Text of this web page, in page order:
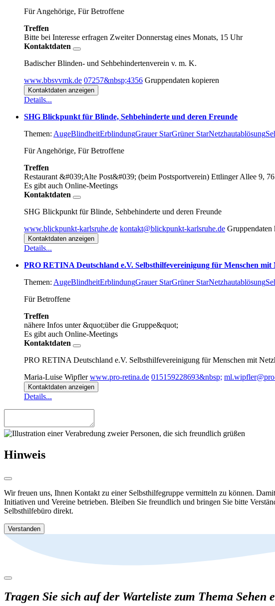
Für Angehörige, Für Betroffene
Treffen
Bitte bei Interesse erfragen Zweiter Donnerstag eines Monats, 15 Uhr
Kontaktdaten
Badischer Blinden- und Sehbehindertenverein v. m. K.
www.bbsvvmk.de 07257&nbsp;4356 Gruppendaten kopieren
Kontaktdaten anzeigen
Details...
SHG Blickpunkt für Blinde, Sehbehinderte und deren Freunde
Themen: AugeBlindheitErblindungGrauer StarGrüner StarNetzhautablösung
Für Angehörige, Für Betroffene
Treffen
Restaurant &#039;Alte Post&#039; (beim Postsportverein) Ettlinger Allee 9,
Es gibt auch Online-Meetings
Kontaktdaten
SHG Blickpunkt für Blinde, Sehbehinderte und deren Freunde
www.blickpunkt-karlsruhe.de kontakt@blickpunkt-karlsruhe.de Gruppendaten
Kontaktdaten anzeigen
Details...
PRO RETINA Deutschland e.V. Selbsthilfevereinigung für Menschen mit
Themen: AugeBlindheitErblindungGrauer StarGrüner StarNetzhautablösung
Für Betroffene
Treffen
nähere Infos unter &quot;über die Gruppe&quot;
Es gibt auch Online-Meetings
Kontaktdaten
PRO RETINA Deutschland e.V. Selbsthilfevereinigung für Menschen mit
Maria-Luise Wipfler www.pro-retina.de 015159228693&nbsp;
Kontaktdaten anzeigen
Details...
Hinweis
Wir freuen uns, Ihnen Kontakt zu einer Selbsthilfegruppe vermitteln zu können.
Initiativen und Vereine betrieben. Bleiben Sie freundlich und bringen Sie bitte
Selbsthilfebüro direkt.
Verstanden
Tragen Sie sich auf der Warteliste zum Thema Sehen